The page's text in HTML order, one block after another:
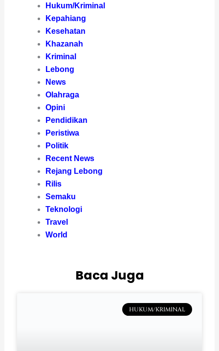
Hukum/Kriminal
Kepahiang
Kesehatan
Khazanah
Kriminal
Lebong
News
Olahraga
Opini
Pendidikan
Peristiwa
Politik
Recent News
Rejang Lebong
Rilis
Semaku
Teknologi
Travel
World
Baca Juga
HUKUM/KRIMINAL